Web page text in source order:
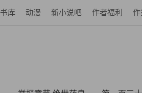
书库 动漫 新小说吧 作者福利 作